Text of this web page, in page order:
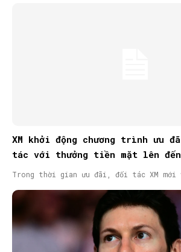
XM khởi động chương trình ưu
tác với thưởng tiền mặt lên đến
Trong thời gian ưu đãi, đối tác XM